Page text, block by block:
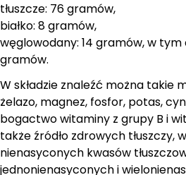
tłuszcze: 76 gramów,
białko: 8 gramów,
węglowodany: 14 gramów, w tym
gramów.
W składzie znaleźć można takie
żelazo, magnez, fosfor, potas,
bogactwo witaminy z grupy B i
także źródło zdrowych tłuszczy,
nienasyconych kwasów
jednonienasyconych i